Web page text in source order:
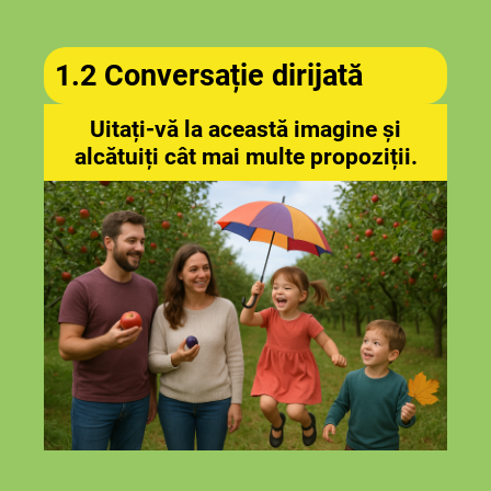
1.2 Conversație dirijată
Uitați-vă la această imagine și
alcătuiți cât mai multe propoziții.